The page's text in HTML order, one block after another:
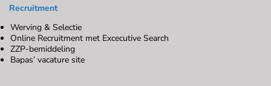
Recruitment
Werving & Selectie
Online Recruitment met Excecutive Search
ZZP-bemiddeling
Bapas’ vacature site